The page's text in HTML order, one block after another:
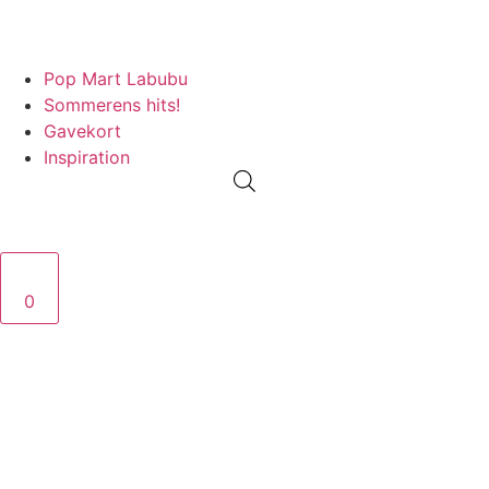
Pop Mart Labubu
Sommerens hits!
Gavekort
Inspiration
0